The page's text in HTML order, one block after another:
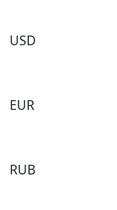
USD
EUR
RUB